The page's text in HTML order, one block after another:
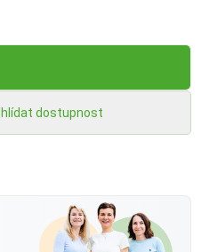
hlídat dostupnost